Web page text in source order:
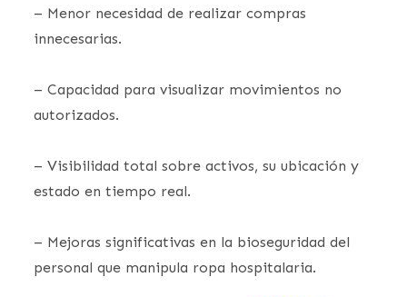
– Menor necesidad de realizar compras
innecesarias.
– Capacidad para visualizar movimientos no
autorizados.
– Visibilidad total sobre activos, su ubicación y
estado en tiempo real.
– Mejoras significativas en la bioseguridad del
personal que manipula ropa hospitalaria.